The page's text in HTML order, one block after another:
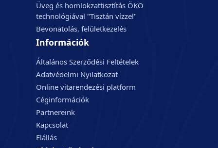
Üveg és homlokzattisztítás ÖKO
technológiával "Tisztán vízzel"
Bevonatolás, felületkezelés
Információk
Általános Szerződési Feltételek
Adatvédelmi Nyilatkozat
Online vitarendezési platform
Céginformációk
Partnereink
Kapcsolat
Elállás